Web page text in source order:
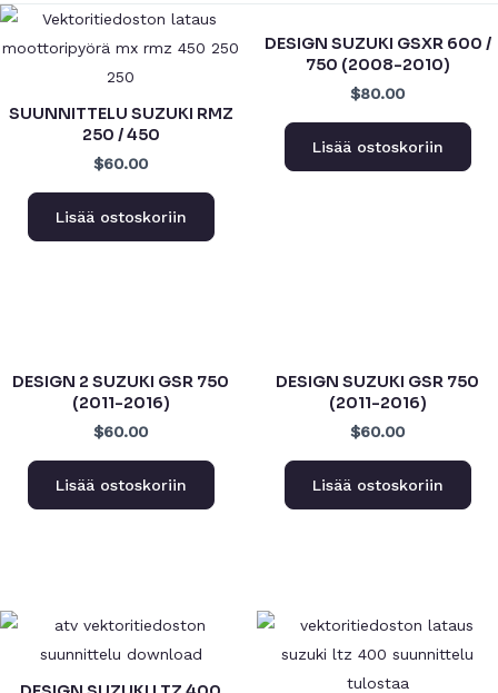
SUUNNITTELU SUZUKI RMZ
250 / 450
$60.00
Lisää ostoskoriin
DESIGN SUZUKI GSXR 600 /
750 (2008-2010)
$80.00
Lisää ostoskoriin
DESIGN 2 SUZUKI GSR 750
(2011-2016)
$60.00
Lisää ostoskoriin
DESIGN SUZUKI GSR 750
(2011-2016)
$60.00
Lisää ostoskoriin